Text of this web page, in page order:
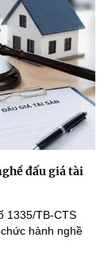
đấu giá tài
1335/TB-CTS
hành nghề